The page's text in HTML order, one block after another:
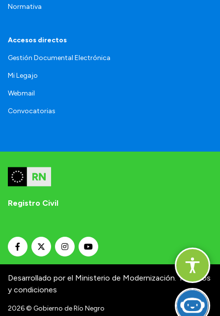
Normativa
Accesos directos
Gestión Documental Electrónica
Mi Legajo
Webmail
Convocatorias
Registro Civil
Desarrollado por el Ministerio de Modernización. Términos
y condiciones
2026© Gobierno de Río Negro